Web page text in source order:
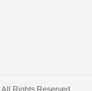
All Rights Reserved.